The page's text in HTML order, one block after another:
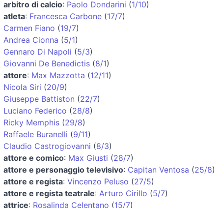
arbitro di calcio: Paolo Dondarini (1/10)
atleta: Francesca Carbone (17/7)
Carmen Fiano (19/7)
Andrea Cionna (5/1)
Gennaro Di Napoli (5/3)
Giovanni De Benedictis (8/1)
attore: Max Mazzotta (12/11)
Nicola Siri (20/9)
Giuseppe Battiston (22/7)
Luciano Federico (28/8)
Ricky Memphis (29/8)
Raffaele Buranelli (9/11)
Claudio Castrogiovanni (8/3)
attore e comico: Max Giusti (28/7)
attore e personaggio televisivo: Capitan Ventosa (25/8)
attore e regista: Vincenzo Peluso (27/5)
attore e regista teatrale: Arturo Cirillo (5/7)
attrice: Rosalinda Celentano (15/7)